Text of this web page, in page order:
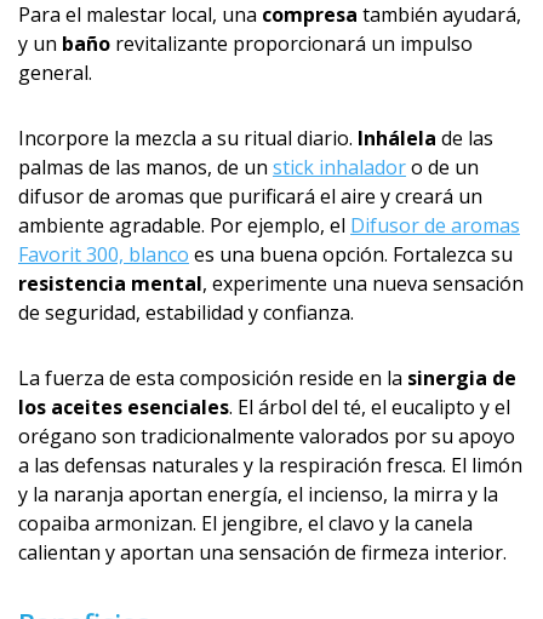
Para el malestar local, una compresa también ayudará,
y un baño revitalizante proporcionará un impulso
general.
Incorpore la mezcla a su ritual diario. Inhálela de las
palmas de las manos, de un stick inhaladoro de un
difusor de aromas que purificará el aire y creará un
ambiente agradable. Por ejemplo, el Difusor de aromas
Favorit 300, blanco es una buena opción. Fortalezca su
resistencia mental, experimente una nueva sensación
de seguridad, estabilidad y confianza.
La fuerza de esta composición reside en la sinergia de
los aceites esenciales. El árbol del té, el eucalipto y el
orégano son tradicionalmente valorados por su apoyo
a las defensas naturales y la respiración fresca. El limón
y la naranja aportan energía, el incienso, la mirra y la
copaiba armonizan. El jengibre, el clavo y la canela
calientan y aportan una sensación de firmeza interior.